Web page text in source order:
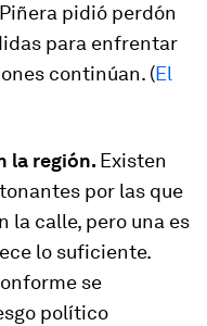
pidió perdón
para enfrentar
continúan. (El
la región. Existen
por las que
la calle, pero una es
lo suficiente.
se
político